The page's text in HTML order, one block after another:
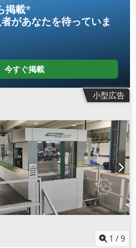
掲載*
があなたを待っていま
今すぐ掲載
小型広告
1 /9